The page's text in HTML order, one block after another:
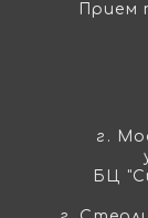
Прием
г.
БЦ